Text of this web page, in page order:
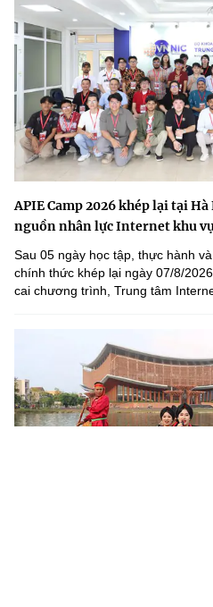
APIE Camp 2026 khép lại tại
nguồn nhân lực Internet khu
Sau 05 ngày học tập, thực hành
chính thức khép lại ngày 07/8/
cai chương trình, Trung tâm